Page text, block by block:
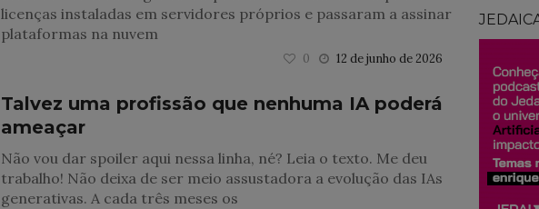
licenças instaladas em servidores próprios e passaram a assinar
plataformas na nuvem
12 de junho de 2026
0
Talvez uma profissão que nenhuma IA poderá
ameaçar
Não vou dar spoiler aqui nessa linha, né? Leia o texto. Me deu
trabalho! Não deixa de ser meio assustadora a evolução das IAs
generativas. A cada três meses os